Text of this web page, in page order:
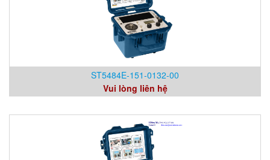
ST5484E-151-0132-00
Vui lòng liên hệ